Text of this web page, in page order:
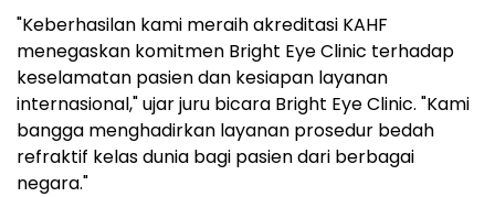
"Keberhasilan kami meraih akreditasi KAHF
menegaskan komitmen Bright Eye Clinic terhadap
keselamatan pasien dan kesiapan layanan
internasional," ujar juru bicara Bright Eye Clinic. "Kami
bangga menghadirkan layanan prosedur bedah
refraktif kelas dunia bagi pasien dari berbagai
negara."